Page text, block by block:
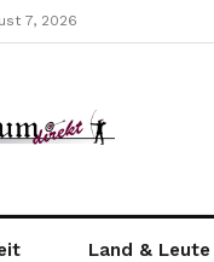
7, 2026
Land & Leute